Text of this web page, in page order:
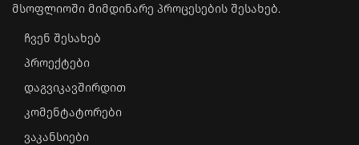
მსოფლიოში მიმდინარე პროცესების შესახებ.
ჩვენ შესახებ
პროექტები
დაგვიკავშირდით
კომენტატორები
ვაკანსიები